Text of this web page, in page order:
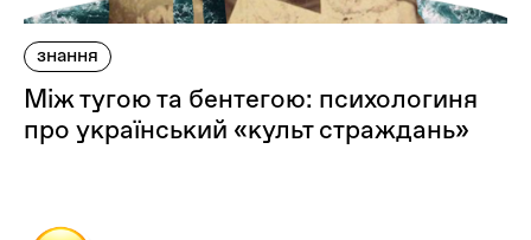
знання
Між тугою та бентегою: психологиня
про український «культ страждань»